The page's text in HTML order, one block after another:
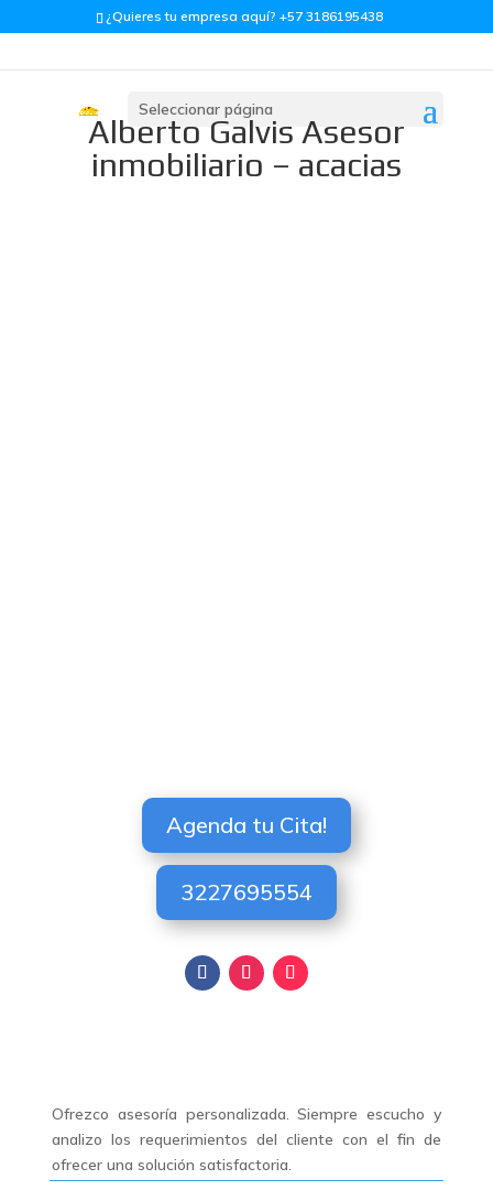
¿Quieres tu empresa aquí? +57 3186195438
Seleccionar página
Alberto Galvis Asesor
inmobiliario – acacias
Agenda tu Cita!
3227695554
Ofrezco asesoría personalizada. Siempre escucho y
analizo los requerimientos del cliente con el fin de
ofrecer una solución satisfactoria.